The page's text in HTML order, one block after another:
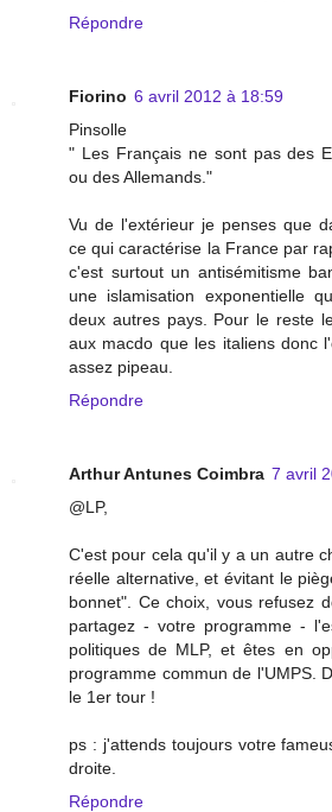
Répondre
Fiorino 6 avril 2012 à 18:59
Pinsolle
" Les Français ne sont pas des
ou des Allemands."
Vu de l'extérieur je penses que
ce qui caractérise la France par
c'est surtout un antisémitisme
une islamisation exponentielle
deux autres pays. Pour le reste
aux macdo que les italiens donc
assez pipeau.
Répondre
Arthur Antunes Coimbra 7 avril
@LP,
C'est pour cela qu'il y a un autre
réelle alternative, et évitant le
bonnet". Ce choix, vous refusez
partagez - votre programme -
politiques de MLP, et êtes en
programme commun de l'UMPS.
le 1er tour !
ps : j'attends toujours votre
droite.
Répondre